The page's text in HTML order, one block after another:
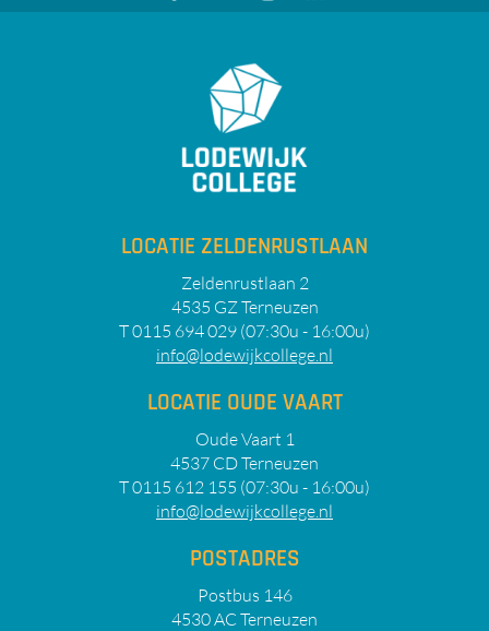
LOCATIE ZELDENRUSTLAAN
Zeldenrustlaan 2
4535 GZ Terneuzen
T 0115 694 029 (07:30u - 16:00u)
info@lodewijkcollege.nl
LOCATIE OUDE VAART
Oude Vaart 1
4537 CD Terneuzen
T 0115 612 155 (07:30u - 16:00u)
info@lodewijkcollege.nl
POSTADRES
Postbus 146
4530 AC Terneuzen